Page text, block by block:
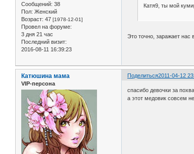
Сообщений: 38
Пол: Женский
Возраст: 47 [1978-12-01]
Провел на форуме:
3 дня 21 час
Последний визит:
2016-08-11 16:39:23
Катя9, ты мой
Это точно, заражает нас
Поделиться2011-04-12
Катюшина мама
VIP-персона
спасибо девочки за
а этот медовик совсем